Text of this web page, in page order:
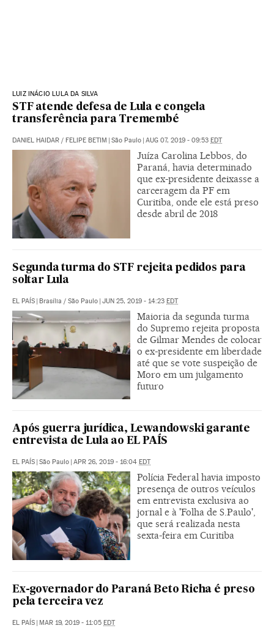
LUIZ INÁCIO LULA DA SILVA
STF atende defesa de Lula e congela
transferência para Tremembé
DANIEL HAIDAR / FELIPE BETIM | São Paulo | AUG 07, 2019 - 09:53 EDT
Juíza Carolina Lebbos, do
Paraná, havia determinado
que ex-presidente deixasse a
carceragem da PF em
Curitiba, onde ele está preso
desde abril de 2018
Segunda turma do STF rejeita pedidos para
soltar Lula
EL PAÍS | Brasília / São Paulo | JUN 25, 2019 - 14:23 EDT
Maioria da segunda turma
do Supremo rejeita proposta
de Gilmar Mendes de colocar
o ex-presidente em liberdade
até que se vote suspeição de
Moro em um julgamento
futuro
Após guerra jurídica, Lewandowski garante
entrevista de Lula ao EL PAÍS
EL PAÍS | São Paulo | APR 26, 2019 - 16:04 EDT
Polícia Federal havia imposto
presença de outros veículos
em entrevista exclusiva ao
jornal e à 'Folha de S.Paulo',
que será realizada nesta
sexta-feira em Curitiba
Ex-governador do Paraná Beto Richa é preso
pela terceira vez
EL PAÍS | MAR 19, 2019 - 11:05 EDT